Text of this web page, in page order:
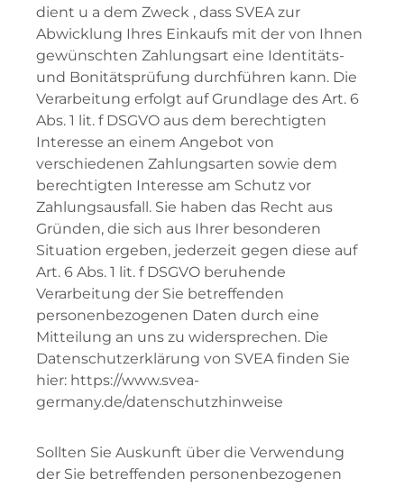
dient u a dem Zweck , dass SVEA zur
Abwicklung Ihres Einkaufs mit der von Ihnen
gewünschten Zahlungsart eine Identitäts-
und Bonitätsprüfung durchführen kann. Die
Verarbeitung erfolgt auf Grundlage des Art. 6
Abs. 1 lit. f DSGVO aus dem berechtigten
Interesse an einem Angebot von
verschiedenen Zahlungsarten sowie dem
berechtigten Interesse am Schutz vor
Zahlungsausfall. Sie haben das Recht aus
Gründen, die sich aus Ihrer besonderen
Situation ergeben, jederzeit gegen diese auf
Art. 6 Abs. 1 lit. f DSGVO beruhende
Verarbeitung der Sie betreffenden
personenbezogenen Daten durch eine
Mitteilung an uns zu widersprechen. Die
Datenschutzerklärung von SVEA finden Sie
hier: https://www.svea-
germany.de/datenschutzhinweise
Sollten Sie Auskunft über die Verwendung
der Sie betreffenden personenbezogenen